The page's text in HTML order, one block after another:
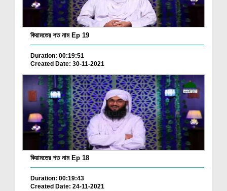
কিয়ামতের শত নাম Ep 19
Duration: 00:19:51
Created Date: 30-11-2021
কিয়ামতের শত নাম Ep 18
Duration: 00:19:43
Created Date: 24-11-2021